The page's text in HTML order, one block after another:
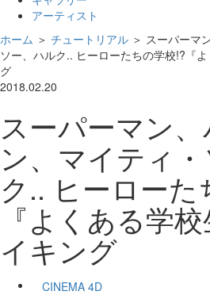
アーティスト
ホーム ＞ チュートリアル ＞ スーパーマ
ソー、ハルク.. ヒーローたちの学校!?『
グ
2018.02.20
スーパーマン
ン、マイティ
ク.. ヒーローた
『よくある学
イキング
CINEMA 4D